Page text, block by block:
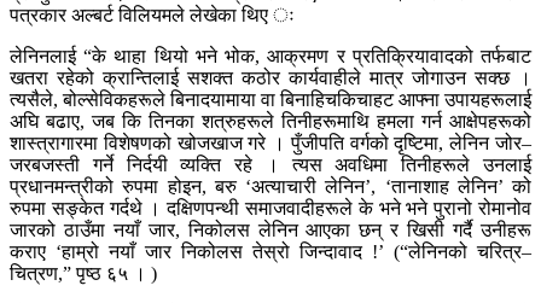
पत्रकार अल्बर्ट विलियमले लेखेका थिए ः
लेनिनलाई “के थाहा थियो भने भोक, आक्रमण र प्रतिक्रियावादको तर्फबाट
खतरा रहेको क्रान्तिलाई सशक्त कठोर कार्यवाहीले मात्र जोगाउन सक्छ ।
त्यसैले, बोल्सेविकहरूले बिनादयामाया वा बिनाहिचकिचाहट आफ्ना उपायहरूलाई
अघि बढाए, जब कि तिनका शत्रुहरूले तिनीहरूमाथि हमला गर्न आक्षेपहरूको
शास्त्रागारमा विशेषणको खोजखाज गरे । पुँजीपति वर्गको दृष्टिमा, लेनिन जोर–
जरबजस्ती गर्ने निर्दयी व्यक्ति रहे । त्यस अवधिमा तिनीहरूले उनलाई
प्रधानमन्त्रीको रुपमा होइन, बरु ‘अत्याचारी लेनिन’, ‘तानाशाह लेनिन’ को
रुपमा सङ्केत गर्दथे । दक्षिणपन्थी समाजवादीहरूले के भने भने पुरानो रोमानोव
जारको ठाउँमा नयाँ जार, निकोलस लेनिन आएका छन् र खिसी गर्दै उनीहरू
कराए ‘हाम्रो नयाँ जार निकोलस तेस्रो जिन्दावाद !’ (“लेनिनको चरित्र–
चित्रण,” पृष्ठ ६५ । )